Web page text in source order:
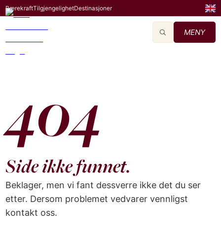
BærekraftTilgjengelighetDestinasjoner
MENY
404
Side ikke funnet.
Beklager, men vi fant dessverre ikke det du ser
etter. Dersom problemet vedvarer vennligst
kontakt oss.